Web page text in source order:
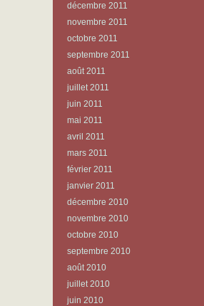
décembre 2011
novembre 2011
octobre 2011
septembre 2011
août 2011
juillet 2011
juin 2011
mai 2011
avril 2011
mars 2011
février 2011
janvier 2011
décembre 2010
novembre 2010
octobre 2010
septembre 2010
août 2010
juillet 2010
juin 2010